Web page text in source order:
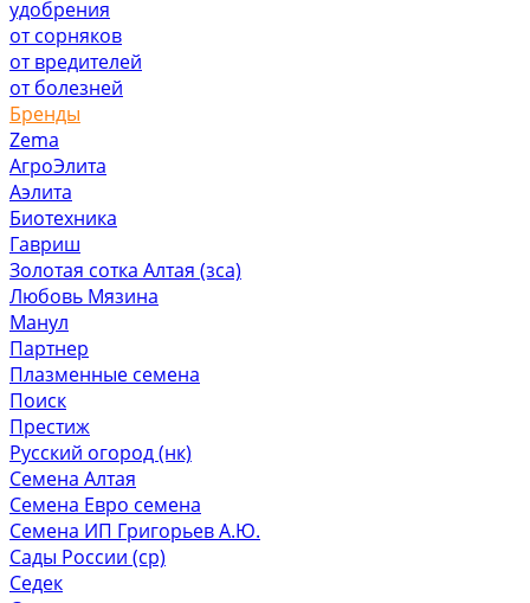
удобрения
от сорняков
от вредителей
от болезней
Бренды
Zema
АгроЭлита
Аэлита
Биотехника
Гавриш
Золотая сотка Алтая (зса)
Любовь Мязина
Манул
Партнер
Плазменные семена
Поиск
Престиж
Русский огород (нк)
Семена Алтая
Семена Евро семена
Семена ИП Григорьев А.Ю.
Сады России (ср)
Седек